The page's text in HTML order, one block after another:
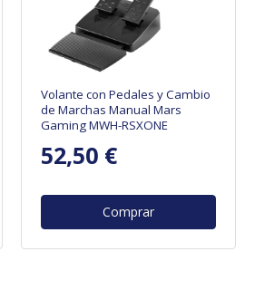
Volante con Pedales y Cambio
de Marchas Manual Mars
Gaming MWH-RSXONE
52,50 €
Comprar